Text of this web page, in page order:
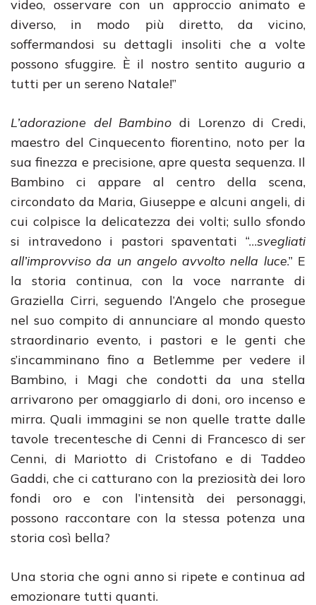
video, osservare con un approccio animato e
diverso, in modo più diretto, da vicino,
soffermandosi su dettagli insoliti che a volte
possono sfuggire. È il nostro sentito augurio a
tutti per un sereno Natale!”
L’adorazione del Bambino di Lorenzo di Credi,
maestro del Cinquecento fiorentino, noto per la
sua finezza e precisione, apre questa sequenza. Il
Bambino ci appare al centro della scena,
circondato da Maria, Giuseppe e alcuni angeli, di
cui colpisce la delicatezza dei volti; sullo sfondo
si intravedono i pastori spaventati “…svegliati
all’improvviso da un angelo avvolto nella luce.” E
la storia continua, con la voce narrante di
Graziella Cirri, seguendo l’Angelo che prosegue
nel suo compito di annunciare al mondo questo
straordinario evento, i pastori e le genti che
s’incamminano fino a Betlemme per vedere il
Bambino, i Magi che condotti da una stella
arrivarono per omaggiarlo di doni, oro incenso e
mirra. Quali immagini se non quelle tratte dalle
tavole trecentesche di Cenni di Francesco di ser
Cenni, di Mariotto di Cristofano e di Taddeo
Gaddi, che ci catturano con la preziosità dei loro
fondi oro e con l’intensità dei personaggi,
possono raccontare con la stessa potenza una
storia così bella?
Una storia che ogni anno si ripete e continua ad
emozionare tutti quanti.